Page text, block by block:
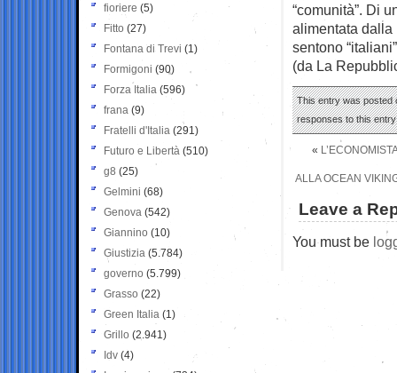
“comunità”. Di
alimentata dalla
sentono
(da La
This entry was posted
responses to this
«
ALLA OCEAN
Leave a
You must be
fioriere (5)
Fitto (27)
Fontana di Trevi (1)
Formigoni (90)
Forza Italia (596)
frana (9)
Fratelli d'Italia (291)
Futuro e Libertà (510)
g8 (25)
Gelmini (68)
Genova (542)
Giannino (10)
Giustizia (5.784)
governo (5.799)
Grasso (22)
Green Italia (1)
Grillo (2.941)
Idv (4)